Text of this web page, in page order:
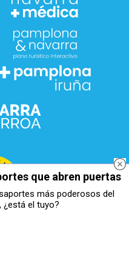
que abren puertas
más poderosos del
¿está el tuyo?